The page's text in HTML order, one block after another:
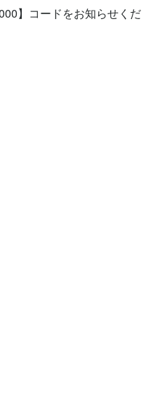
】コードをお知らせくだ